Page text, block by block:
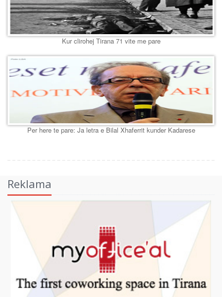
Kur clirohej Tirana 71 vite me pare
Per here te pare: Ja letra e Bilal Xhaferrit kunder Kadarese
Reklama